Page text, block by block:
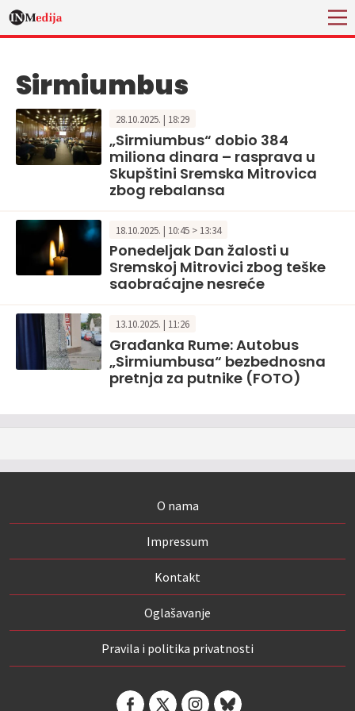
Sirmiumbus
28.10.2025. | 18:29
„Sirmiumbus“ dobio 384
miliona dinara – rasprava u
Skupštini Sremska Mitrovica
zbog rebalansa
18.10.2025. | 10:45 > 13:34
Ponedeljak Dan žalosti u
Sremskoj Mitrovici zbog teške
saobraćajne nesreće
13.10.2025. | 11:26
Građanka Rume: Autobus
„Sirmiumbusa“ bezbednosna
pretnja za putnike (FOTO)
O nama
Impressum
Kontakt
Oglašavanje
Pravila i politika privatnosti